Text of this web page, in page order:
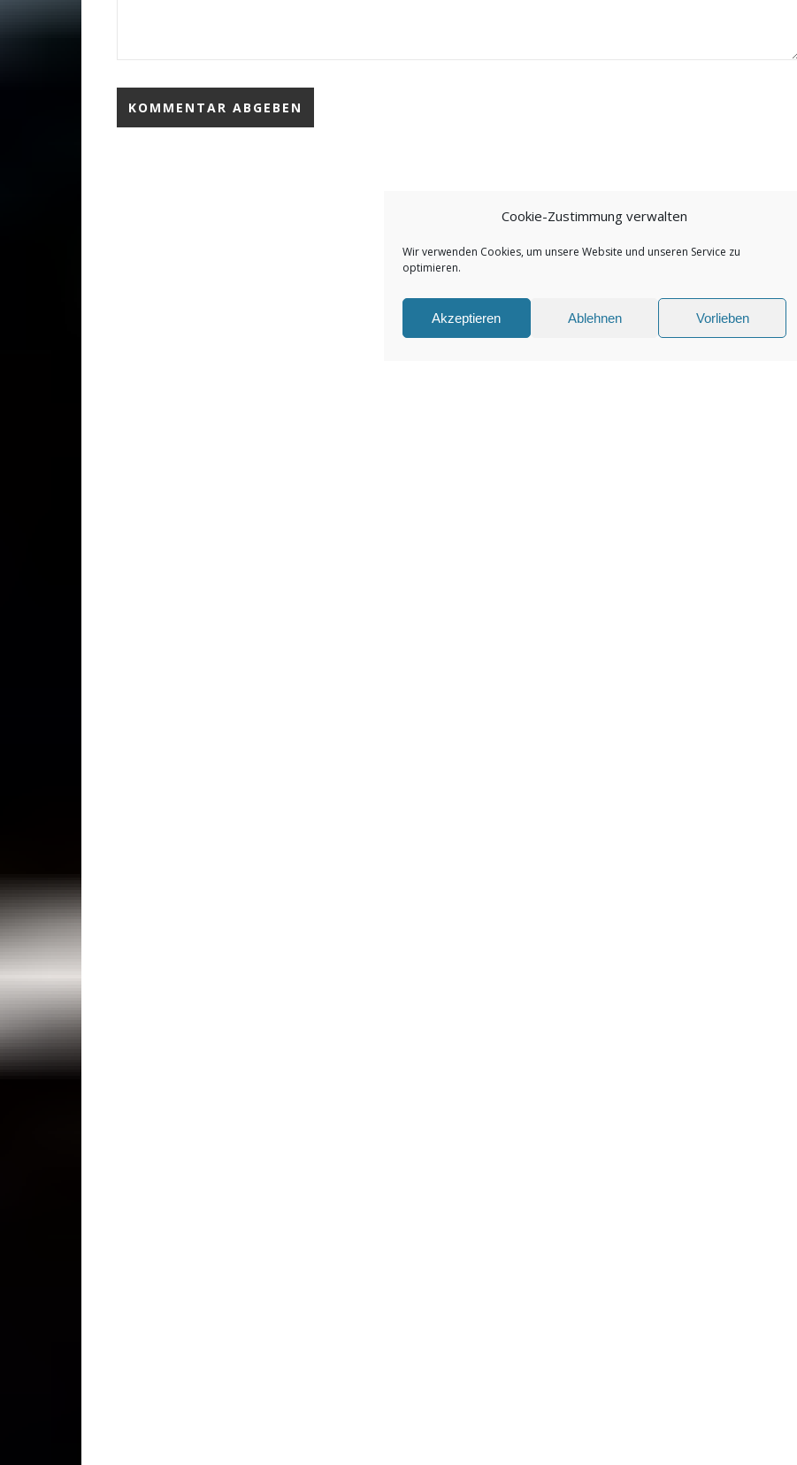
Cookie-Zustimmung verwalten
Wir verwenden Cookies, um unsere Website und unseren Service zu
optimieren.
Akzeptieren Ablehnen Vorlieben